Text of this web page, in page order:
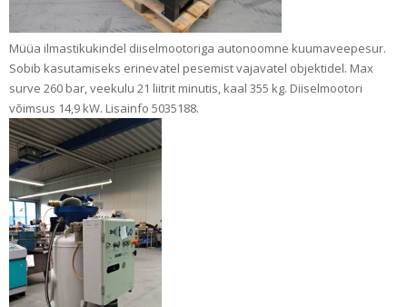
Müüa ilmastikukindel diiselmootoriga autonoomne kuumaveepesur.
Sobib kasutamiseks erinevatel pesemist vajavatel objektidel. Max
surve 260 bar, veekulu 21 liitrit minutis, kaal 355 kg. Diiselmootori
võimsus 14,9 kW. Lisainfo 5035188.